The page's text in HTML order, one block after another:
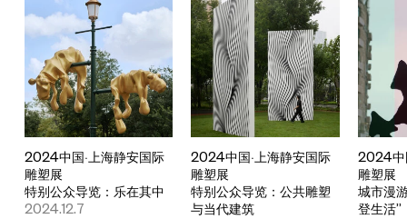
2024中国·上海静安国际
雕塑展
特别公众导览：乐在其中
2024.12.7
2024中国·上海静安国际
雕塑展
特别公众导览：公共雕塑
与当代建筑
2024中
雕塑展
城市漫
登生活”